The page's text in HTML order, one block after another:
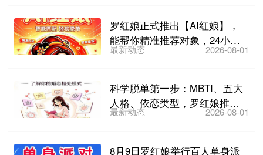
罗红娘正式推出【AI红娘】，
能帮你精准推荐对象，24小时
在线答疑，不厌其烦教...
最新动态 2026-08-01
科学脱单第一步：MBTI、五大
人格、依恋类型，罗红娘推出
免费性格测评！
最新动态 2026-08-01
8月9日罗红娘举行百人单身派